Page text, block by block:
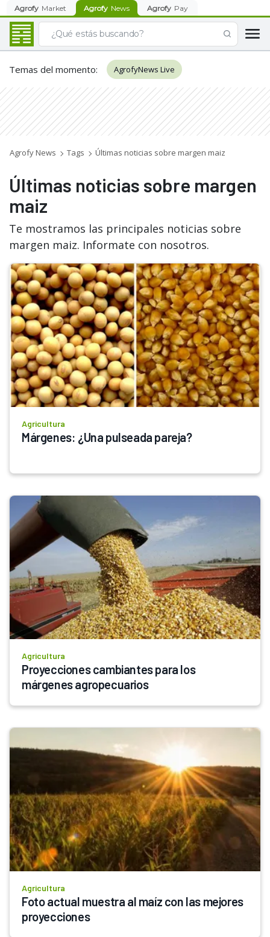
Agrofy Market Agrofy News Agrofy Pay
Temas del momento: AgrofyNews Live
Agrofy News Tags Últimas noticias sobre margen maiz
Últimas noticias sobre margen
maiz
Te mostramos las principales noticias sobre
margen maiz. Informate con nosotros.
Agricultura
Márgenes: ¿Una pulseada pareja?
Agricultura
Proyecciones cambiantes para los
márgenes agropecuarios
Agricultura
Foto actual muestra al maíz con las mejores
proyecciones